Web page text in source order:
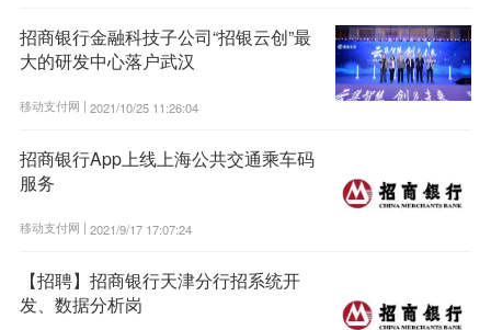
招商银行金融科技子公司“招银云创”最
大的研发中心落户武汉
移动支付网 | 2021/10/25 11:26:04
招商银行App上线上海公共交通乘车码
服务
移动支付网 | 2021/9/17 17:07:24
【招聘】招商银行天津分行招系统开
发、数据分析岗